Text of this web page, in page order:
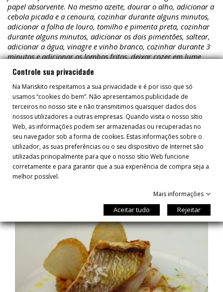
papel absorvente. No mesmo azeite, dourar o alho, adicionar a
cebola picada e a cenoura, cozinhar durante alguns minutos,
adicionar a folha de louro, tomilho e pimenta preta, cozinhar
durante alguns minutos, adicionar os dois pimentões, saltear,
adicionar a água, vinagre e vinho branco, cozinhar durante 3
minutos e adicionar os lombos fritos, deixar cozer em lume
brando durante cerca de 5 minutos. Cozinhar durante 3
minutos e adicionar os lombos fritos, cozinhar em lume
brando durante cerca de 5 minutos. Pode ser deixado para
descansar ou pode ser servido com a guarnição da marinada.
RECEITAS
Controle sua privacidade
Na Mariskito respeitamos a sua privacidade e é por isso que só
usamos “cookies do bem”. Não apresentamos publicidade de
terceiros no nosso site e não transmitimos quaisquer dados dos
nossos utilizadores a outras empresas. Quando visita o nosso sítio
Web, as informações podem ser armazenadas ou recuperadas no
seu navegador sob a forma de cookies. Estas informações sobre o
utilizador, as suas preferências ou o seu dispositivo de Internet são
utilizadas principalmente para que o nosso sítio Web funcione
corretamente e para garantir que a sua experiência de compra seja a
melhor possível.
Mais informações
Aceitar tudo Rejeitar